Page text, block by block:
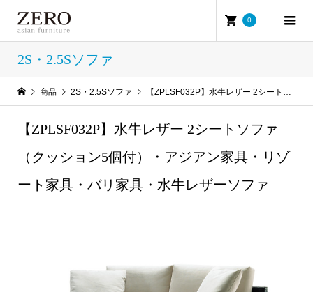
0
2S・2.5Sソファ
商品 2S・2.5Sソファ 【ZPLSF032P】水牛レザー 2シートソファ（クッション5個付）・アジアン家具・リゾート家具・バリ家具・水牛レザーソファ
【ZPLSF032P】水牛レザー 2シートソファ
（クッション5個付）・アジアン家具・リゾ
ート家具・バリ家具・水牛レザーソファ